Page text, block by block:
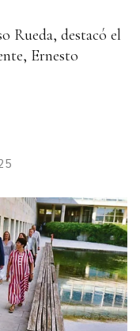
Rueda, destacó el
Ernesto